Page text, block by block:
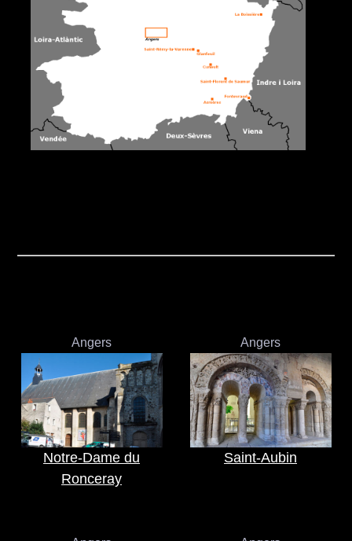
Angers
Notre-Dame du
Ronceray
Angers
Saint-Aubin